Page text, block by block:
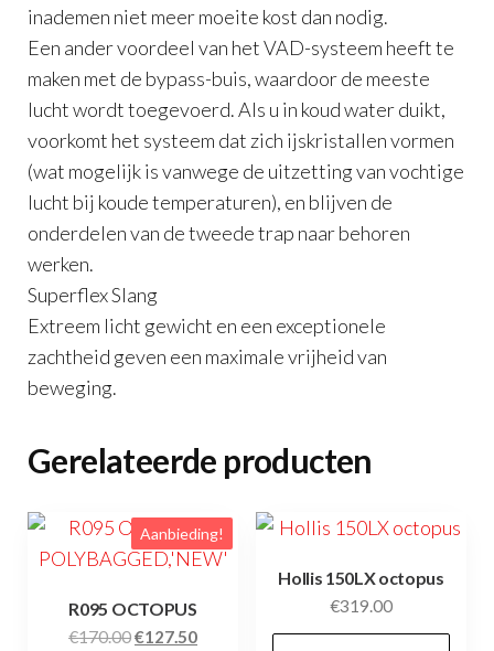
inademen niet meer moeite kost dan nodig.
Een ander voordeel van het VAD-systeem heeft te
maken met de bypass-buis, waardoor de meeste
lucht wordt toegevoerd. Als u in koud water duikt,
voorkomt het systeem dat zich ijskristallen vormen
(wat mogelijk is vanwege de uitzetting van vochtige
lucht bij koude temperaturen), en blijven de
onderdelen van de tweede trap naar behoren
werken.
Superflex Slang
Extreem licht gewicht en een exceptionele
zachtheid geven een maximale vrijheid van
beweging.
Gerelateerde producten
Aanbieding!
R095 OCTOPUS
€170.00Oorspronkelijke
€127.50Huidige
Hollis 150LX octopus
€319.00